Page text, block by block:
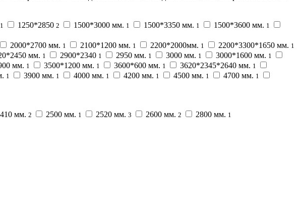
1 1250*2850 2 1500*3000 мм. 1 1500*3350 мм. 1 1500*3600 мм. 1
2000*2700 мм. 1 2100*1200 мм. 1 2200*2000мм. 1 2200*3300*1650 мм. 1
мм. 1 2900*2340 1 2950 мм. 1 3000 мм. 1 3000*1600 мм. 1
мм. 1 3500*1200 мм. 1 3600*600 мм. 1 3620*2345*2640 мм. 1
1 3900 мм. 1 4000 мм. 1 4200 мм. 1 4500 мм. 1 4700 мм. 1
мм. 2 2500 мм. 1 2520 мм. 3 2600 мм. 2 2800 мм. 1